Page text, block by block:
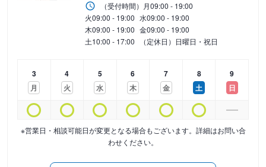
（受付時間） 月09:00 - 19:00
火09:00 - 19:00 水09:00 - 19:00
木09:00 - 19:00 金09:00 - 19:00
土10:00 - 17:00 （定休日）日曜日・祝日
3
月
4
火
5
水
6
木
7
金
8
土
9
日
※営業日・相談可能日が変更となる場合もございます。詳細はお問い合
わせください。